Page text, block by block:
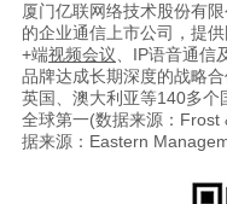
厦门亿联网络技术股份有
的企业通信上市公司，提
+端视频会议、IP语音通信
品牌达成长期深度的战略
英国、澳大利亚等140多个
全球第一(数据来源：Frost
据来源：Eastern